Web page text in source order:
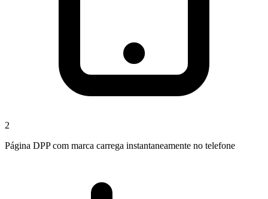
2
Página DPP com marca carrega instantaneamente no telefone